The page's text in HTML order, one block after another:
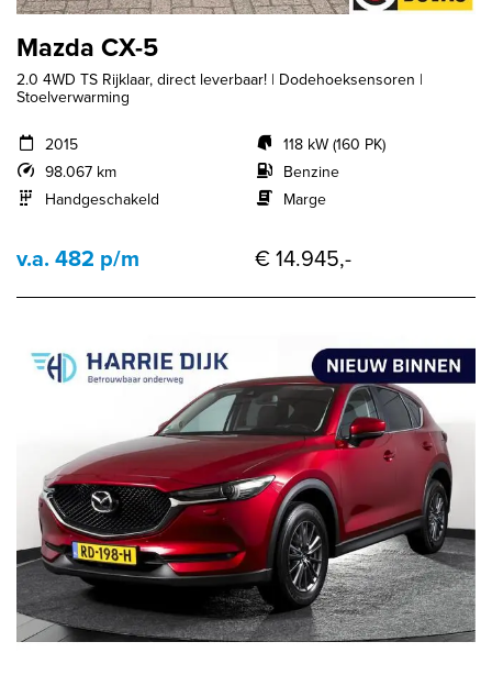
Mazda CX-5
2.0 4WD TS Rijklaar, direct leverbaar! | Dodehoeksensoren |
Stoelverwarming
2015
98.067 km
Handgeschakeld
118 kW (160 PK)
Benzine
Marge
v.a. 482 p/m € 14.945,-